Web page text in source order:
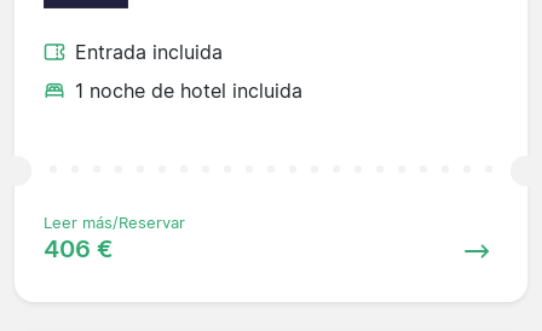
Entrada incluida
1 noche de hotel incluida
Leer más/Reservar
406 €